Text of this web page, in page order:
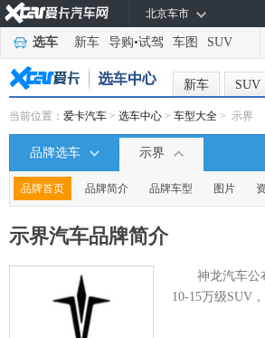
北京车市
选车 新车 导购•试驾 车图 SUV
新车 SUV
当前位置： 爱卡汽车 > 选车中心 > 车型大全 > 示界
品牌选车 示界
品牌首页 品牌简介 品牌车型 图片
示界汽车品牌简介
神龙汽车公
10-15万级SUV